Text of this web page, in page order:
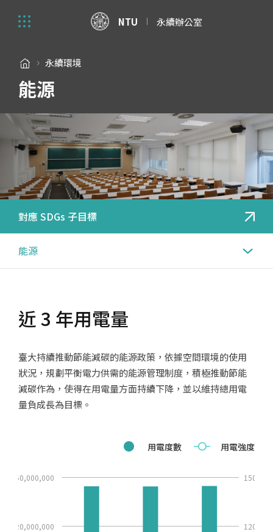
NTU 永續辦公室
永續環境
能源
對應 SDGs 子目標
能源
能源
建築
水資源
飲食
近 3 年用電量
臺大持續推動節能減碳的能源政策，依據空間環境的使用
狀況，規劃平衡電力供需的能源管理制度，積極推動節能
減碳作為，使得在用電量方面持續下降，並以維持總用電
量負成長為目標。
120,000,000
150,000,000
120
150
用電度數 用電強度